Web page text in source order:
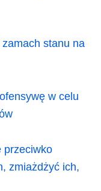
stanu na
w celu
przeciwko
zmiażdżyć ich,